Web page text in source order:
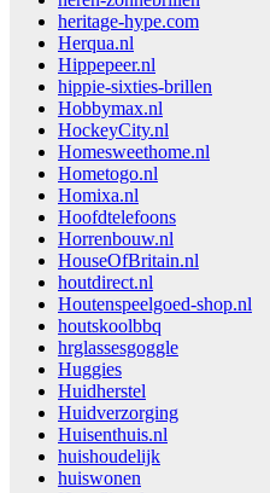
heritage-hype.com
Herqua.nl
Hippepeer.nl
hippie-sixties-brillen
Hobbymax.nl
HockeyCity.nl
Homesweethome.nl
Hometogo.nl
Homixa.nl
Hoofdtelefoons
Horrenbouw.nl
HouseOfBritain.nl
houtdirect.nl
Houtenspeelgoed-shop.nl
houtskoolbbq
hrglassesgoggle
Huggies
Huidherstel
Huidverzorging
Huisenthuis.nl
huishoudelijk
huiswonen